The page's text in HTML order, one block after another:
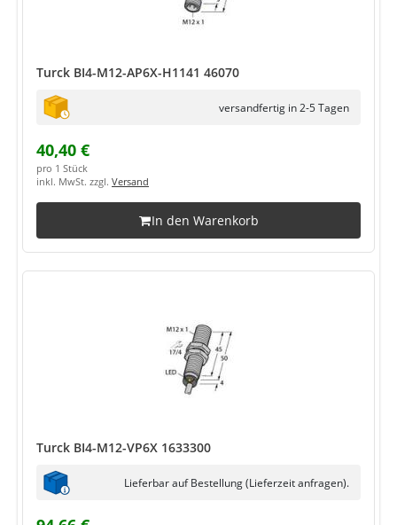
Turck BI4-M12-AP6X-H1141 46070
versandfertig in 2-5 Tagen
40,40 €
pro 1 Stück
inkl. MwSt. zzgl. Versand
In den Warenkorb
Turck BI4-M12-VP6X 1633300
Lieferbar auf Bestellung (Lieferzeit anfragen).